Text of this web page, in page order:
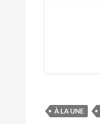
À LA UNE